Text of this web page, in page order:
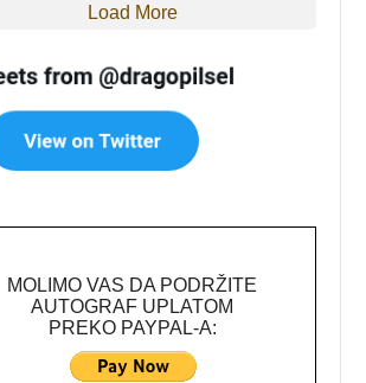
Load More
MOLIMO VAS DA PODRŽITE
AUTOGRAF UPLATOM
PREKO PAYPAL-A: